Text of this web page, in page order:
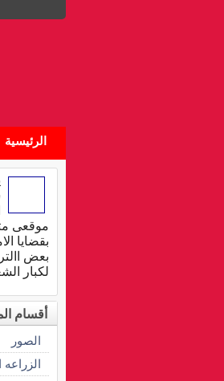
الرئيسية
موقعى
بقضايا
بعض
لكبار
أقسام
الصور
الزراعه